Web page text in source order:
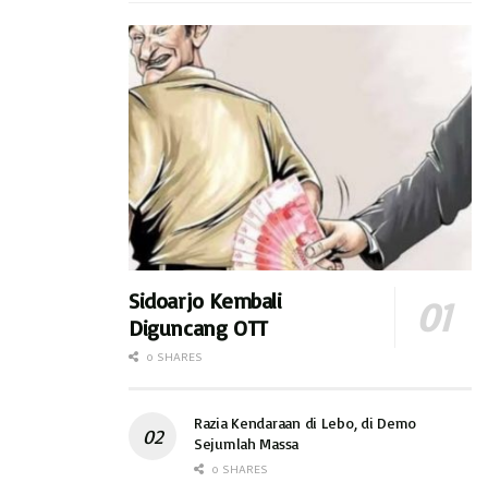
Sidoarjo Kembali
Diguncang OTT
0 SHARES
Razia Kendaraan di Lebo, di Demo
Sejumlah Massa
0 SHARES